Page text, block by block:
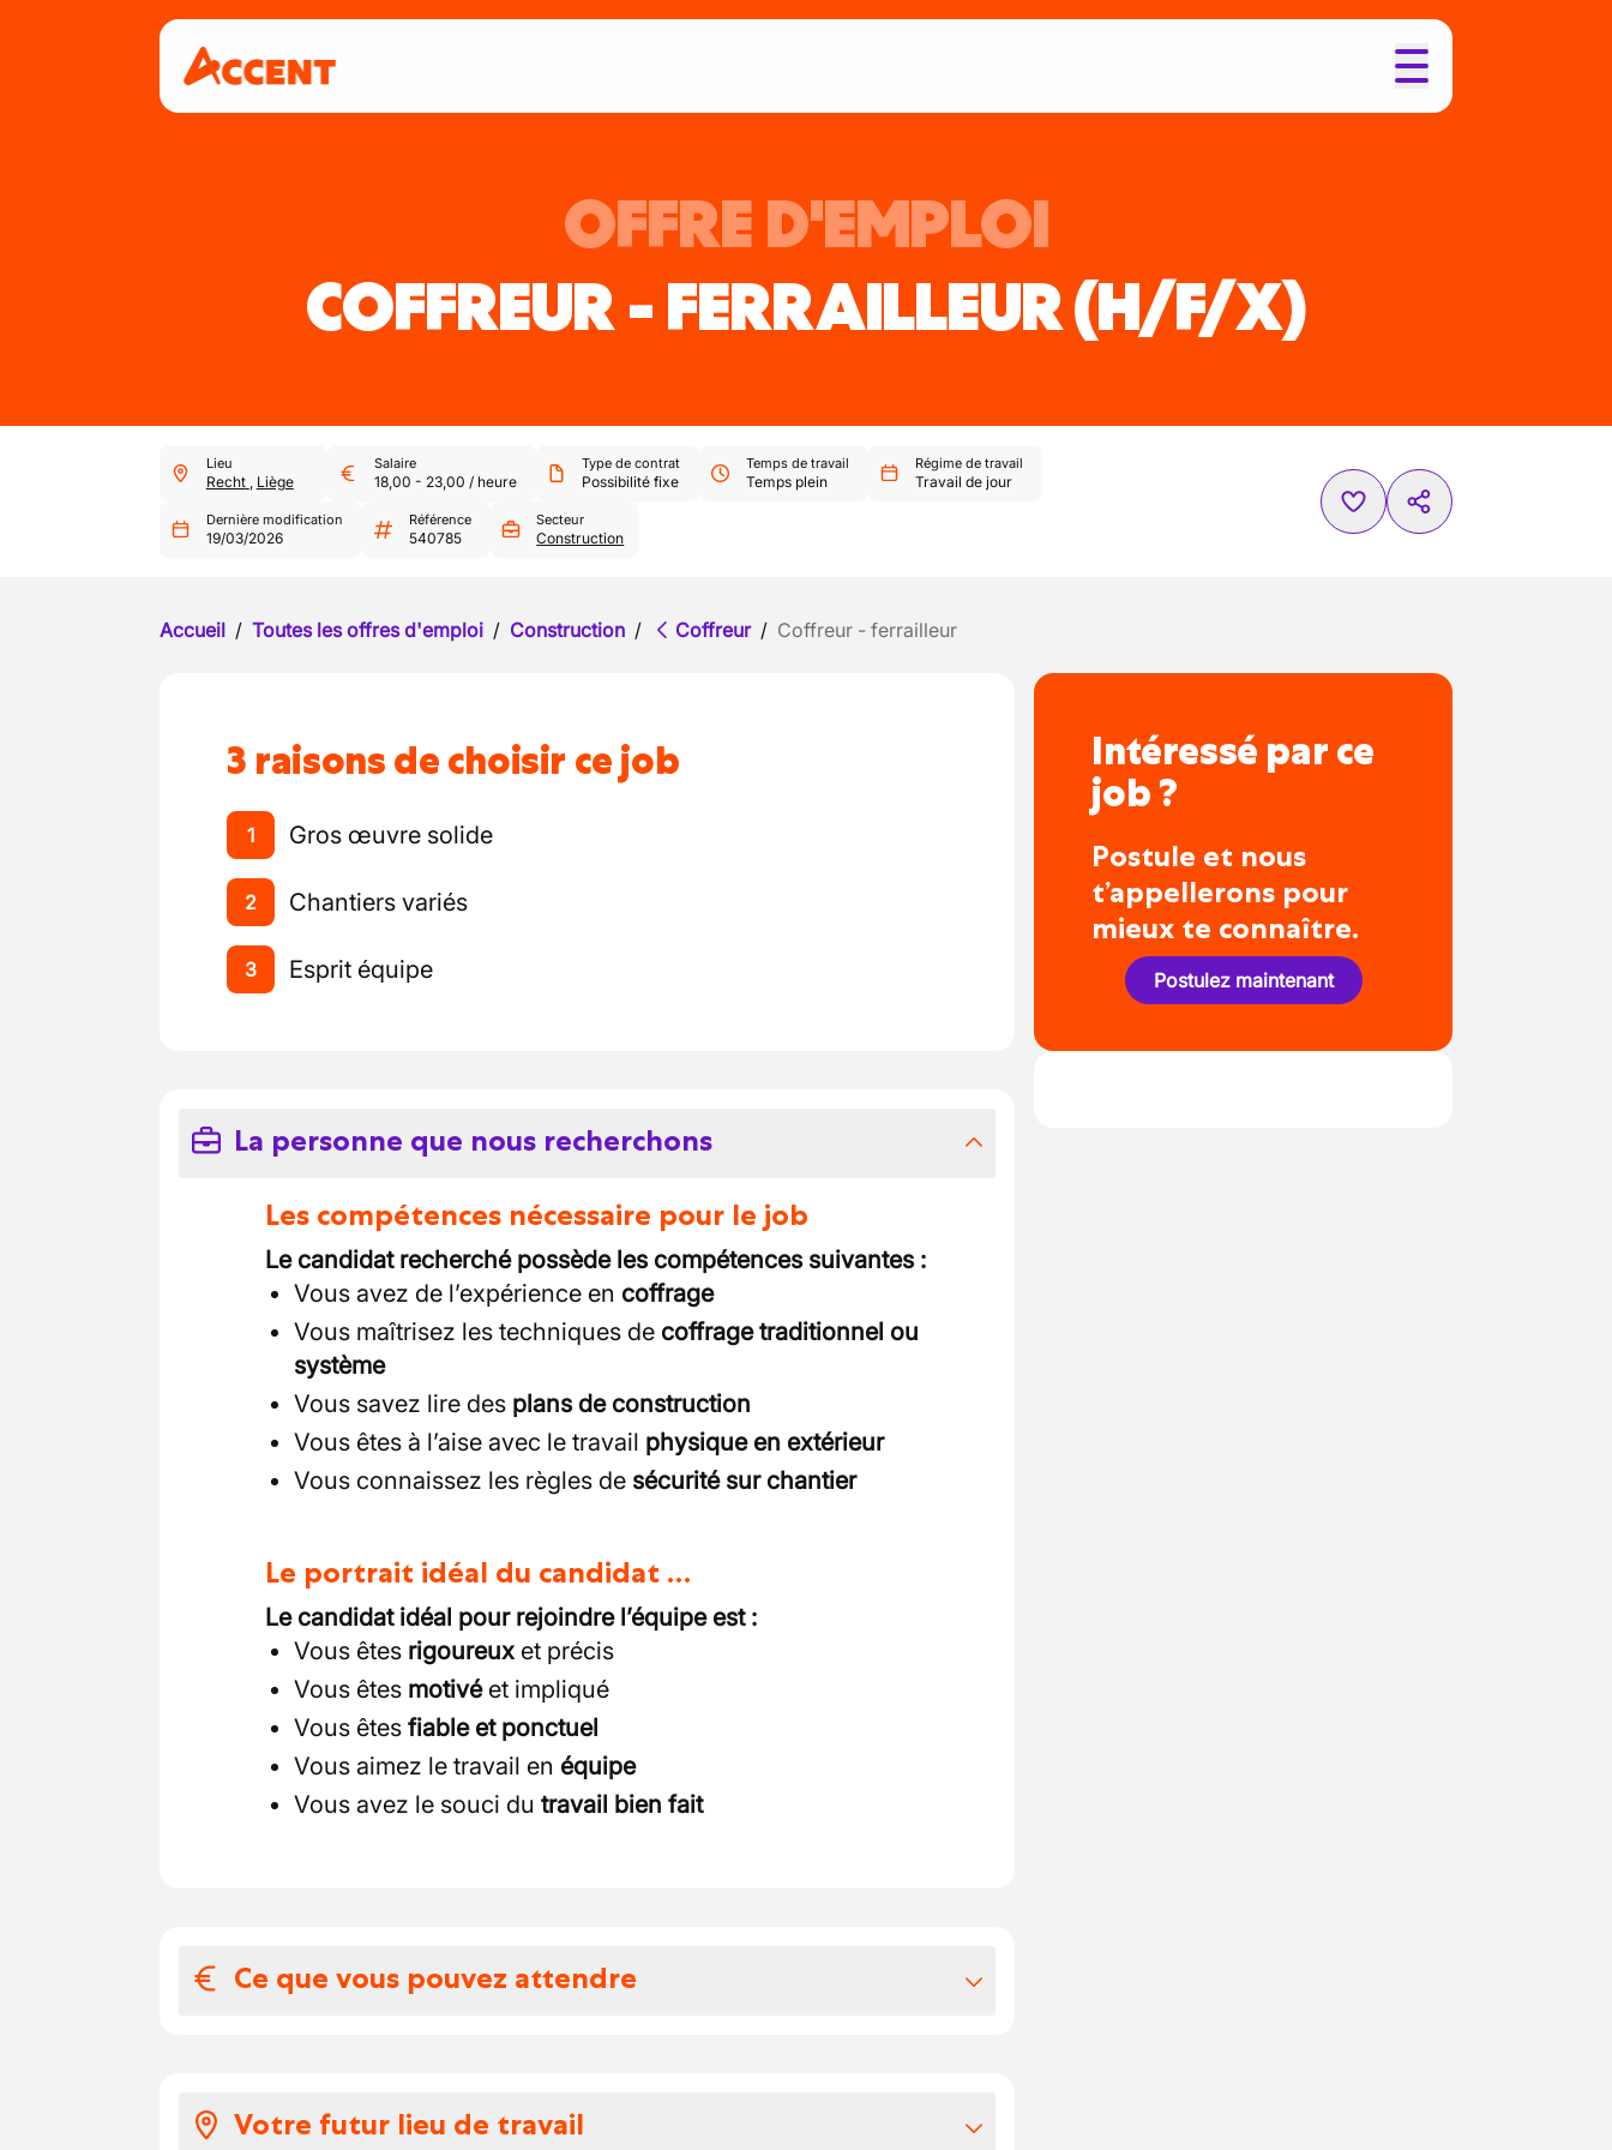
OFFRE D'EMPLOI
COFFREUR - FERRAILLEUR(H/F/X)
Lieu
Recht , Liège
Salaire
18,00 - 23,00 / heure
Type de contrat
Possibilité fixe
Temps de travail
Temps plein
Régime de travail
Travail de jour
Dernière modification
19/03/2026
Référence
540785
Secteur
Construction
Accueil / Toutes les offres d'emploi / Construction / Coffreur / Coffreur - ferrailleur
3 raisons de choisir ce job
1 Gros œuvre solide
2 Chantiers variés
3 Esprit équipe
La personne que nous recherchons
Les compétences nécessaire pour le job
Le candidat recherché possède les compétences suivantes :
Vous avez de l’expérience en coffrage
Vous maîtrisez les techniques de coffrage traditionnel ou
système
Vous savez lire des plans de construction
Vous êtes à l’aise avec le travail physique en extérieur
Vous connaissez les règles de sécurité sur chantier
Le portrait idéal du candidat …
Le candidat idéal pour rejoindre l’équipe est :
Vous êtes rigoureux et précis
Vous êtes motivéet impliqué
Vous êtes fiable et ponctuel
Vous aimez le travail en équipe
Vous avez le souci du travail bien fait
Ce que vous pouvez attendre
Un salaire horaire brut selon votre expérience (
Votre futur lieu de travail
Intéressé par ce
job ?
Postule et nous
t’appellerons pour
mieux te connaître.
Postulez maintenant